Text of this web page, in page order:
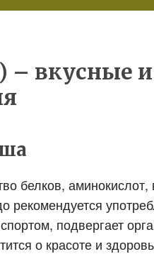
– вкусные
белков,
рекомендуется
подвергает
о красоте и